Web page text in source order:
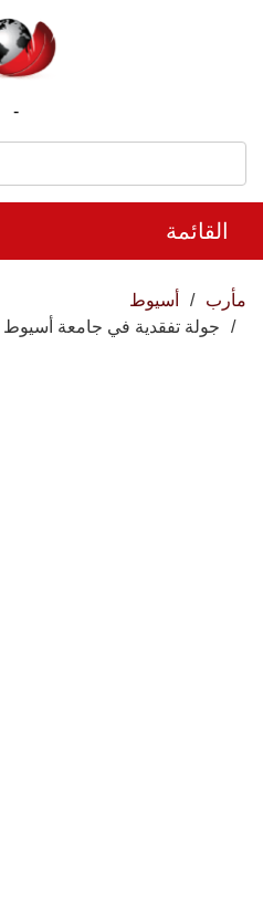
-
القائمة
مأرب
أسيوط
جولة تفقدية في جامعة أسيوط